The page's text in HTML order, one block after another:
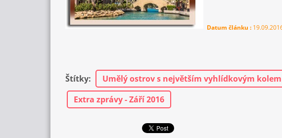
Datum článku :
Štítky: Umělý ostrov s největším vyhlídkovým
Extra zprávy - Září 2016